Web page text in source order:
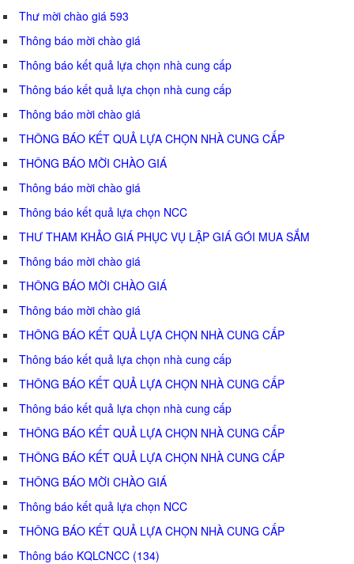
Thư mời chào giá 593
Thông báo mời chào giá
Thông báo kết quả lựa chọn nhà cung cấp
Thông báo kết quả lựa chọn nhà cung cấp
Thông báo mời chào giá
THÔNG BÁO KẾT QUẢ LỰA CHỌN NHÀ CUNG CẤP
THÔNG BÁO MỜI CHÀO GIÁ
Thông báo mời chào giá
Thông báo kết quả lựa chọn NCC
THƯ THAM KHẢO GIÁ PHỤC VỤ LẬP GIÁ GÓI MUA SẮM
Thông báo mời chào giá
THÔNG BÁO MỜI CHÀO GIÁ
Thông báo mời chào giá
THÔNG BÁO KẾT QUẢ LỰA CHỌN NHÀ CUNG CẤP
Thông báo kết quả lựa chọn nhà cung cấp
THÔNG BÁO KẾT QUẢ LỰA CHỌN NHÀ CUNG CẤP
Thông báo kết quả lựa chọn nhà cung cấp
THÔNG BÁO KẾT QUẢ LỰA CHỌN NHÀ CUNG CẤP
THÔNG BÁO KẾT QUẢ LỰA CHỌN NHÀ CUNG CẤP
THÔNG BÁO MỜI CHÀO GIÁ
Thông báo kết quả lựa chọn NCC
THÔNG BÁO KẾT QUẢ LỰA CHỌN NHÀ CUNG CẤP
Thông báo KQLCNCC (134)